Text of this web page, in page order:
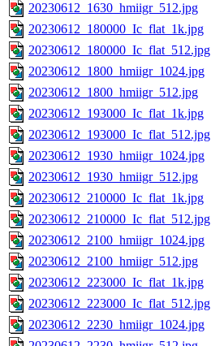
20230612_1630_hmiigr_512.jpg
20230612_180000_Ic_flat_1k.jpg
20230612_180000_Ic_flat_512.jpg
20230612_1800_hmiigr_1024.jpg
20230612_1800_hmiigr_512.jpg
20230612_193000_Ic_flat_1k.jpg
20230612_193000_Ic_flat_512.jpg
20230612_1930_hmiigr_1024.jpg
20230612_1930_hmiigr_512.jpg
20230612_210000_Ic_flat_1k.jpg
20230612_210000_Ic_flat_512.jpg
20230612_2100_hmiigr_1024.jpg
20230612_2100_hmiigr_512.jpg
20230612_223000_Ic_flat_1k.jpg
20230612_223000_Ic_flat_512.jpg
20230612_2230_hmiigr_1024.jpg